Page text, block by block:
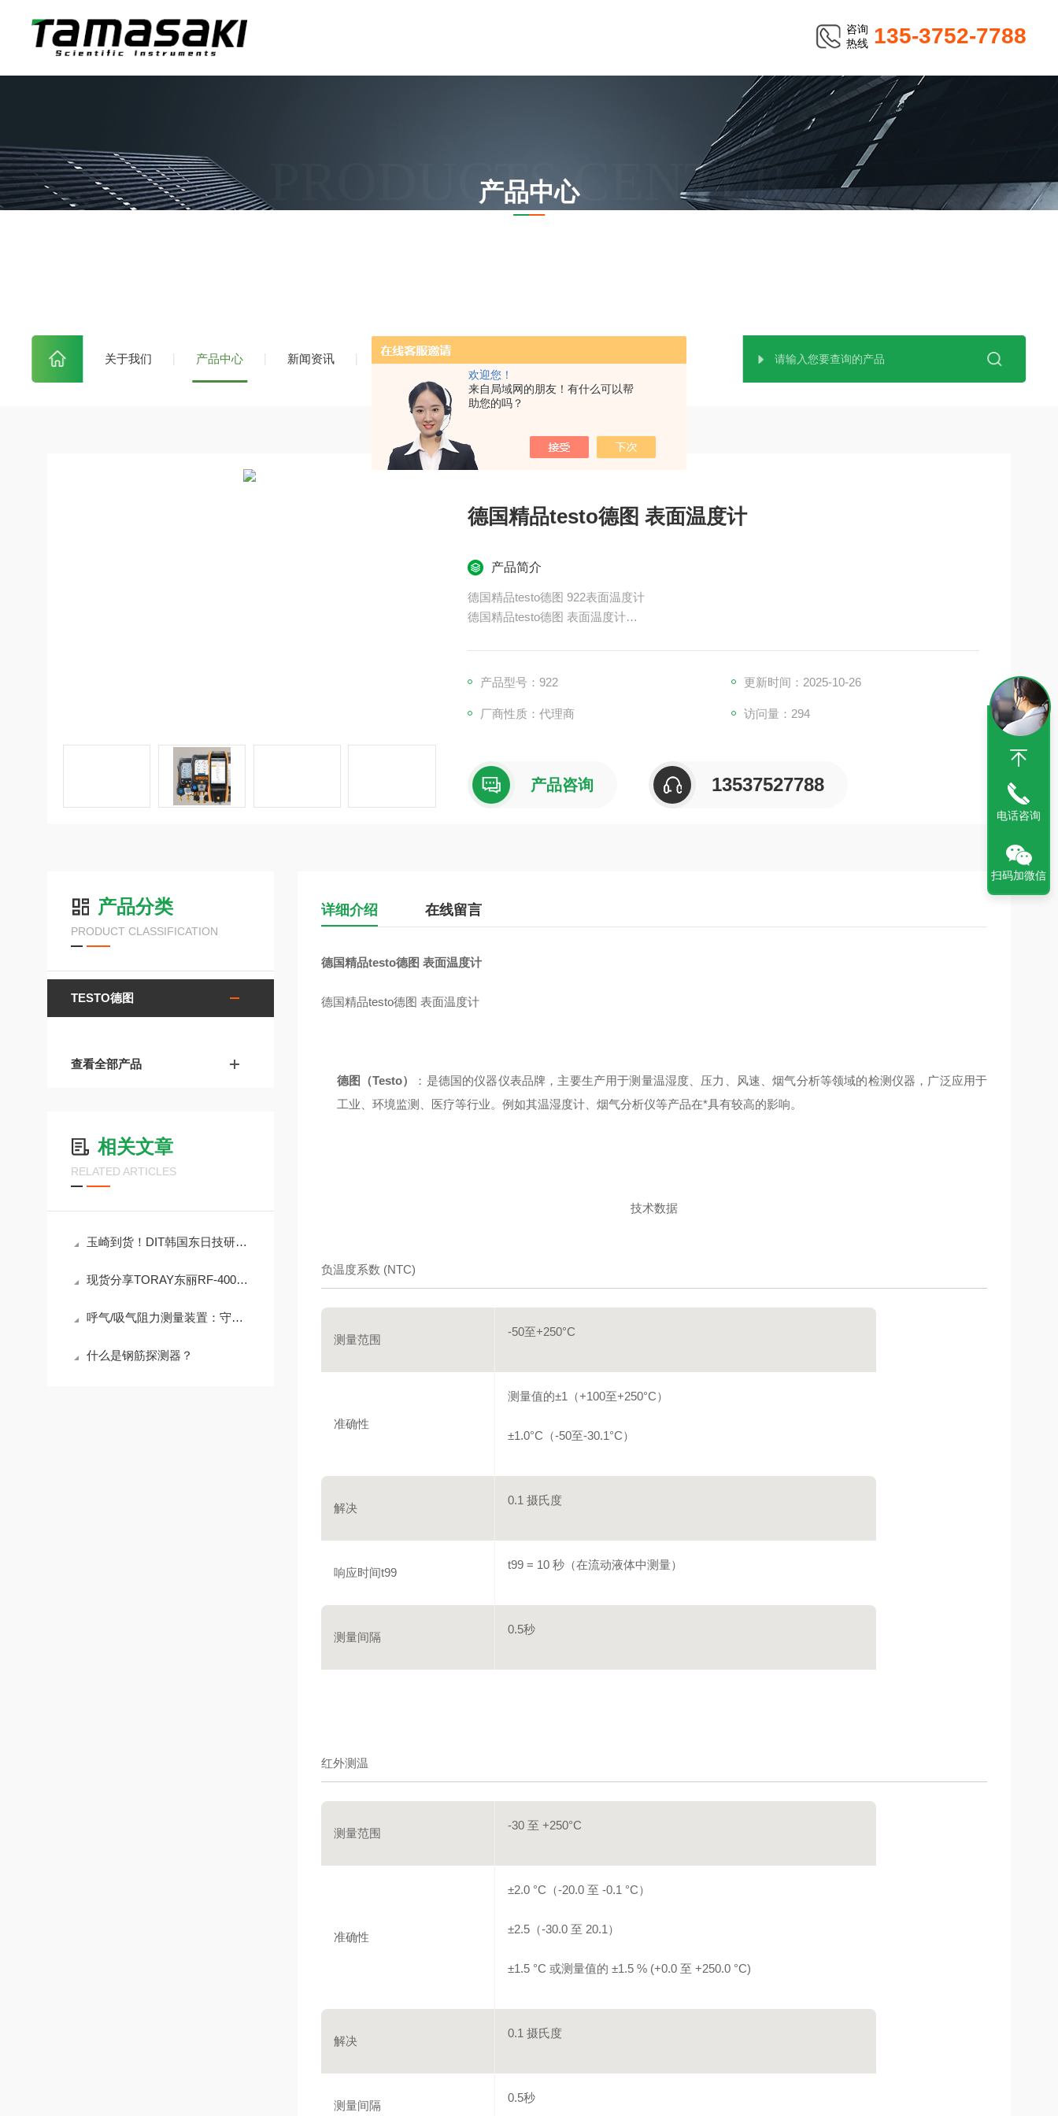
欢迎您！
来自局域网的朋友！有什么可以帮
助您的吗？
咨询
热线 135-3752-7788
关于我们 产品中心 新闻资讯 技术文章
PRODUCTS CENTER
产品中心
德国精品testo德图 表面温度计
产品简介
德国精品testo德图 922表面温度计
德国精品testo德图 表面温度计
过连接 testo Smart 移动应用程序，您可以将测量值保存在应用程序
产品型号：922 更新时间：2025-10-26
厂商性质：代理商 访问量：294
产品咨询 13537527788
产品分类
PRODUCT CLASSIFICATION
TESTO德图
查看全部产品
相关文章
RELATED ARTICLES
玉崎到货！DIT韩国东日技研ASG-P080离子棒
现货分享TORAY东丽RF-400-01氧化锆氧气浓度计
呼气/吸气阻力测量装置：守护呼吸健康的精密“卫士”
什么是钢筋探测器？
详细介绍 在线留言
德国精品testo德图 表面温度计
德国精品testo德图 表面温度计
德图（Testo）
：是德国的仪器仪表品牌，主要生产用于测量温湿度、压力、风速、烟气分析等领域的检测仪器，广泛应用于
工业、环境监测、医疗等行业。例如其温湿度计、烟气分析仪等产品在*具有较高的影响。
技术数据
负温度系数 (NTC)
测量范围
-50至+250°C
准确性
测量值的±1（+100至+250°C）
±1.0°C（-50至-30.1°C）
解决
0.1 摄氏度
响应时间t99
t99 = 10 秒（在流动液体中测量）
测量间隔
0.5秒
红外测温
测量范围
-30 至 +250°C
准确性
±2.0 °C（-20.0 至 -0.1 °C）
±2.5（-30.0 至 20.1）
±1.5 °C 或测量值的 ±1.5 % (+0.0 至 +250.0 °C)
解决
0.1 摄氏度
测量间隔
0.5秒
电话咨询
扫码加微信